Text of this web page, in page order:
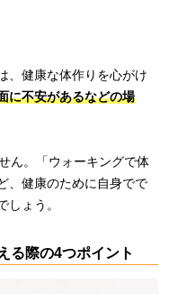
、健康な体作りを心がけ
に不安があるなどの場
ん。「ウォーキングで体
、健康のために自身でで
しょう。
る際の4つポイント